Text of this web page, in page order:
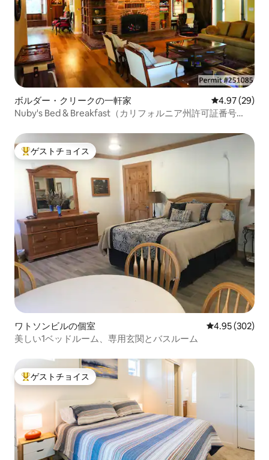
ボルダー・クリークの一軒家 レビュー29
4.97 (29)
Nuby's Bed & Breakfast（カリフォルニア州許可証番号
大好評のゲストチョイスです。
ゲストチョイス
ワトソンビルの個室 レビュー302
4.95 (302)
美しい1ベッドルーム、専用玄関とバスルーム
大好評のゲストチョイスです。
ゲストチョイス